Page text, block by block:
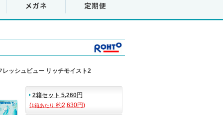
レッシュビュー リッチモイスト2
2箱セット 5,260円
(1箱あたり:約2,630円)